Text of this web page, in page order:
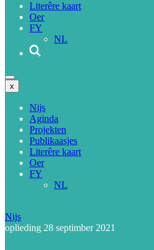
Literêre kaart
Oer
FY
NL
x
Nijs
Aginda
Projekten
Publikaasjes
Literêre kaart
Oer
FY
NL
Nijs
oplieding 28 septimber 2021